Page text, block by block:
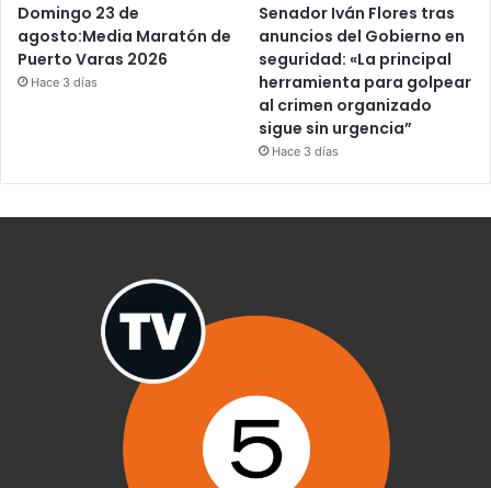
Domingo 23 de
agosto:Media Maratón de
Puerto Varas 2026
Hace 3 días
Senador Iván Flores tras
anuncios del Gobierno en
seguridad: «La principal
herramienta para golpear
al crimen organizado
sigue sin urgencia”
Hace 3 días